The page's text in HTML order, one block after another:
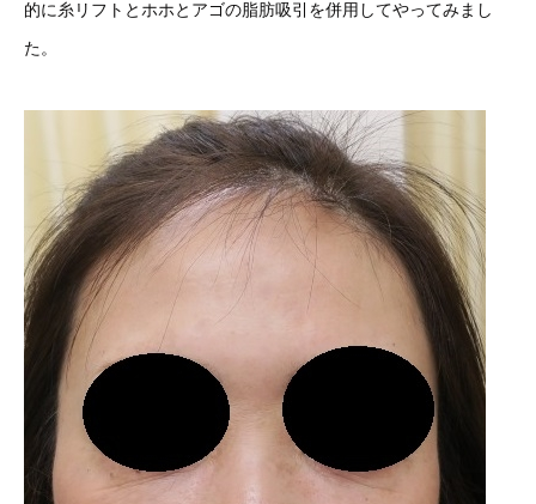
的に糸リフトとホホとアゴの脂肪吸引を併用してやってみまし
た。